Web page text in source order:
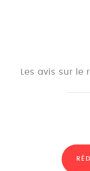
Les avis sur le